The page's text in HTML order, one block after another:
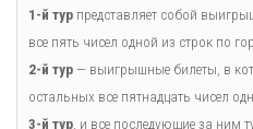
1-й тур представляет собой
все пять чисел одной из строк по
2-й тур — выигрышные билеты, в
остальных все пятнадцать чисел
3-й тур, и все последующие за ним